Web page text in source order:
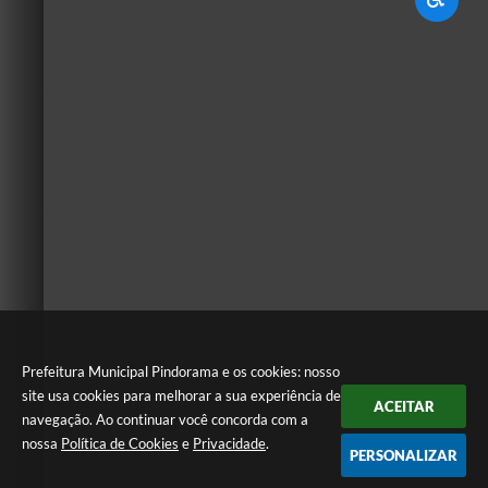
Prefeitura Municipal Pindorama e os cookies: nosso
site usa cookies para melhorar a sua experiência de
navegação. Ao continuar você concorda com a
nossa Política de Cookies e Privacidade.
ACEITAR
PERSONALIZAR